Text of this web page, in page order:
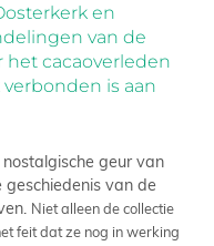
en
van de
het cacaoverleden
is aan
geur van
van de
Niet alleen de collectie
feit dat ze nog in werking